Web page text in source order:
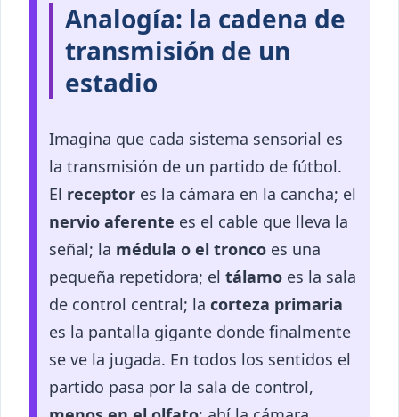
Analogía: la cadena de
transmisión de un
estadio
Imagina que cada sistema sensorial es
la transmisión de un partido de fútbol.
El receptor es la cámara en la cancha; el
nervio aferente es el cable que lleva la
señal; la médula o el tronco es una
pequeña repetidora; el tálamo es la sala
de control central; la corteza primaria
es la pantalla gigante donde finalmente
se ve la jugada. En todos los sentidos el
partido pasa por la sala de control,